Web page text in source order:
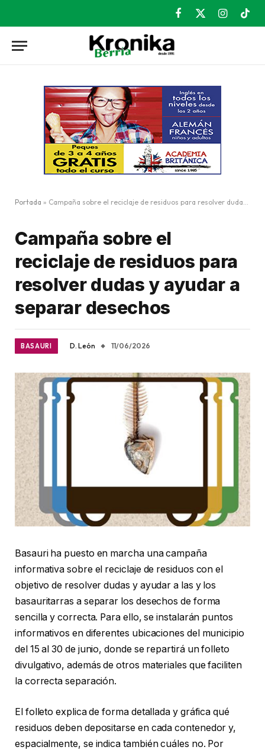
Facebook
X
Instagram
Portada » Campaña sobre el reciclaje de residuos para resolver dudas y ayudar a separar desechos
Campaña sobre el
reciclaje de residuos para
resolver dudas y ayudar a
separar desechos
BASAURI D. León 11/06/2026
Basauri ha puesto en marcha una campaña
informativa sobre el reciclaje de residuos con el
objetivo de resolver dudas y ayudar a las y los
basauritarras a separar los desechos de forma
sencilla y correcta. Para ello, se instalarán puntos
informativos en diferentes ubicaciones del municipio
del 15 al 30 de junio, donde se repartirá un folleto
divulgativo, además de otros materiales que faciliten
la correcta separación.
El folleto explica de forma detallada y gráfica qué
residuos deben depositarse en cada contenedor y,
espacialmente, se indica también cuáles no. Por